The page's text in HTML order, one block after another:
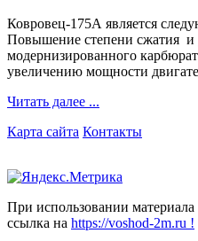
Ковровец-175А является
Повышение степени сжатия и
модернизированного
увеличению мощности
Читать далее ...
Карта сайта Контакты
При использовании материала
ссылка на https://voshod-2m.ru !